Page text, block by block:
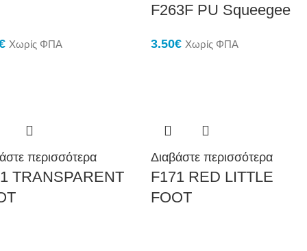
Χωρίς ΦΠΑ
F263F PU Squeegee
3.50€ Χωρίς ΦΠΑ
περισσότερα
TRANSPARENT
Διαβάστε περισσότερα
F171 RED LITTLE
FOOT